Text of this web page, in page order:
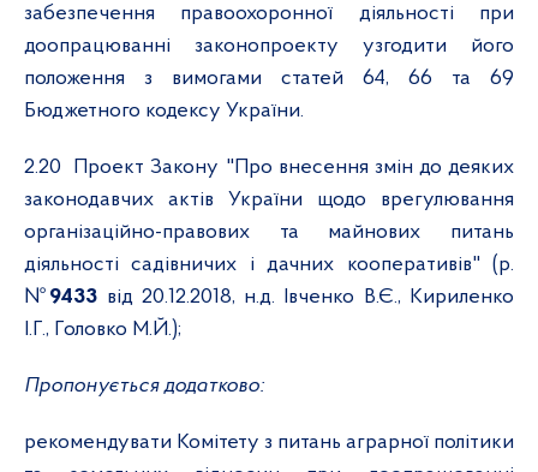
забезпечення правоохоронної діяльності при
доопрацюванні законопроекту узгодити його
положення з вимогами статей 64, 66 та 69
Бюджетного кодексу України.
2.20
Проект Закону "Про внесення змін до деяких
законодавчих актів України щодо врегулювання
організаційно-правових та майнових питань
діяльності садівничих і дачних кооперативів" (р.
№ 9433 від 20.12.2018, н.д. Івченко В.Є., Кириленко
І.Г., Головко М.Й.);
Пропонується додатково:
рекомендувати Комітету з питань аграрної політики